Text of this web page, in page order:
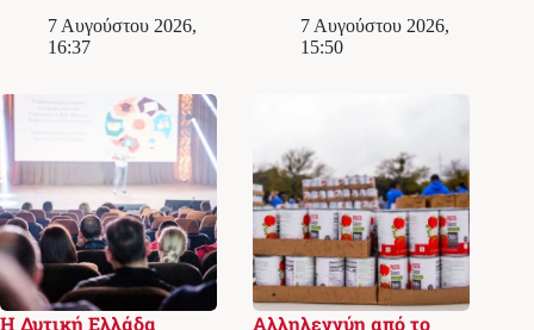
7 Αυγούστου 2026,
16:37
7 Αυγούστου 2026,
15:50
Η Δυτική Ελλάδα Αλληλεγγύη από το